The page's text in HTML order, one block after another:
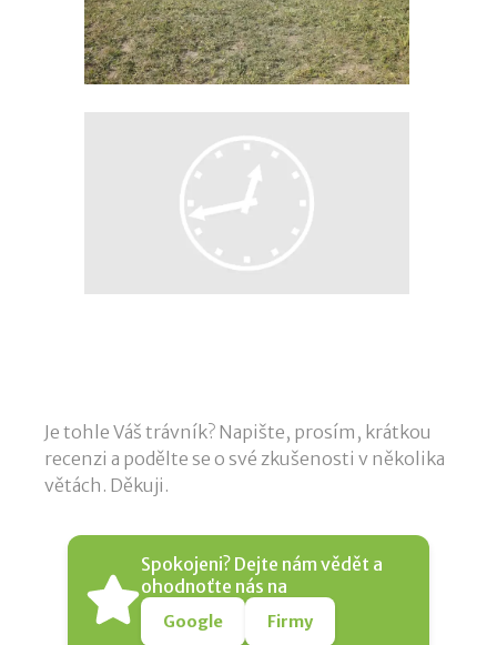
Je tohle Váš trávník? Napište, prosím, krátkou
recenzi a podělte se o své zkušenosti v několika
větách. Děkuji.
Spokojeni? Dejte nám vědět a
ohodnoťte nás na
Google Firmy